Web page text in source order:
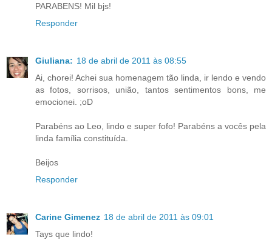
PARABENS! Mil bjs!
Responder
Giuliana: 18 de abril de 2011 às 08:55
Ai, chorei! Achei sua homenagem tão linda, ir lendo e vendo
as fotos, sorrisos, união, tantos sentimentos bons, me
emocionei. ;oD
Parabéns ao Leo, lindo e super fofo! Parabéns a vocês pela
linda família constituída.
Beijos
Responder
Carine Gimenez 18 de abril de 2011 às 09:01
Tays que lindo!